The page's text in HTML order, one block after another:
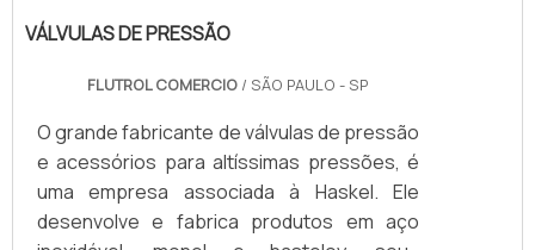
VÁLVULAS DE PRESSÃO
FLUTROL COMERCIO / SÃO PAULO - SP
O grande fabricante de válvulas de pressão
e acessórios para altíssimas pressões, é
uma empresa associada à Haskel. Ele
desenvolve e fabrica produtos em aço